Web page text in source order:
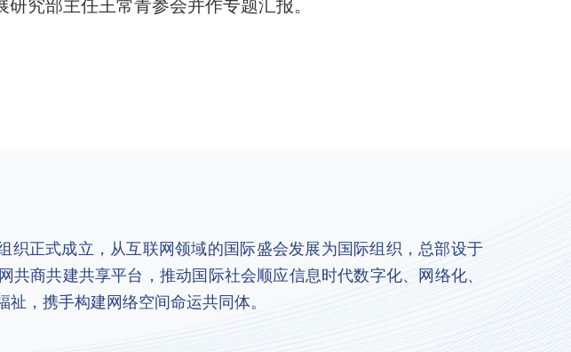
究部主任王常青参会并作专题汇报。
织正式成立，从互联网领域的国际盛会发展为国际组织，总部设于
共商共建共享平台，推动国际社会顺应信息时代数字化、网络化、
，携手构建网络空间命运共同体。